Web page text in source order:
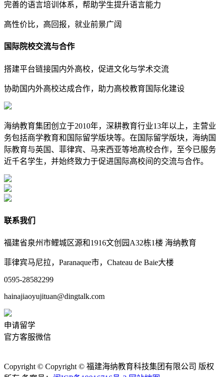
完善的语言培训体系，帮助学生提升语言能力
高性价比，高回报，就业前景广阔
国际院校交流与合作
搭建平台链接国内外高校，促进文化与学术交流
协助国内外高校达成合作，助力高校教育国际化建设
海纳教育集团创立于2010年，深耕教育行业13年以上，主营业
务包括商学教育和国际留学版块等。在国际留学版块，海纳国
际教育与英国、菲律宾、马来西亚等地高校合作，至今已服务
近千名学生，并始终致力于促进国际高校间的交流与合作。
联系我们
福建省泉州市鲤城区源和1916文创园A32栋1楼 海纳教育
菲律宾马尼拉，Paranaque市，Chateau de Baie大楼
0595-28582299
hainajiaoyujituan@dingtalk.com
申请留学
官方客服微信
Copyright © Copyright © 福建海纳教育科技集团有限公司 版权